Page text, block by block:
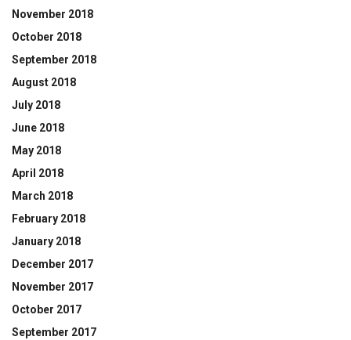
November 2018
October 2018
September 2018
August 2018
July 2018
June 2018
May 2018
April 2018
March 2018
February 2018
January 2018
December 2017
November 2017
October 2017
September 2017